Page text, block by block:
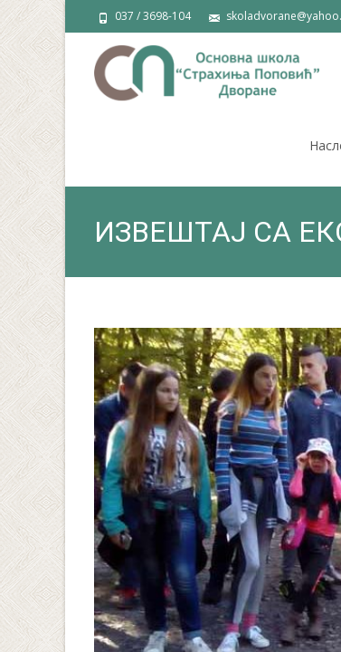
037 / 3698-104
ИЗВЕШТАЈ СА